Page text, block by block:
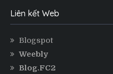
Liên kết Web
Blogspot
Weebly
Blog.FC2